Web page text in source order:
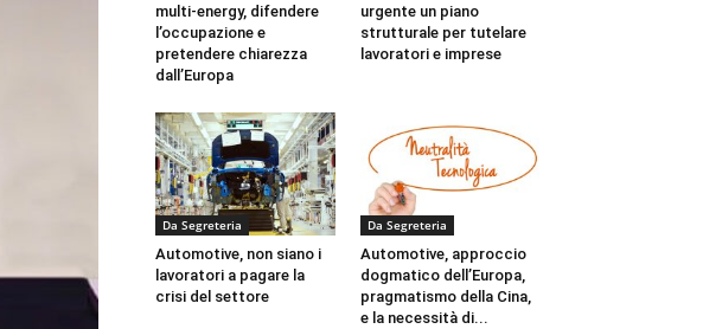
multi-energy, difendere
l’occupazione e
pretendere chiarezza
dall’Europa
urgente un piano
strutturale per tutelare
lavoratori e imprese
Da Segreteria
Automotive, non siano i
lavoratori a pagare la
crisi del settore
Da Segreteria
Automotive, approccio
dogmatico dell’Europa,
pragmatismo della Cina,
e la necessità di...